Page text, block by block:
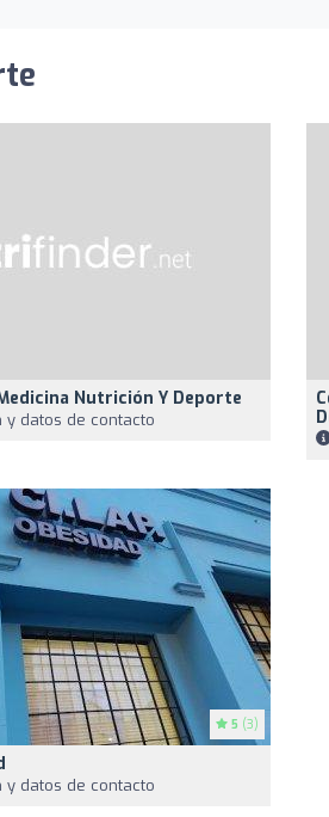
Nutrición Y Deporte
y datos de contacto
5 (3)
y datos de contacto